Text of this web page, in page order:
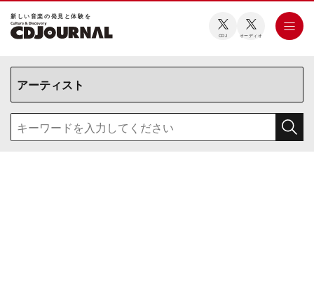
新しい⾳楽の発⾒と体験を
CDJ オーディオ